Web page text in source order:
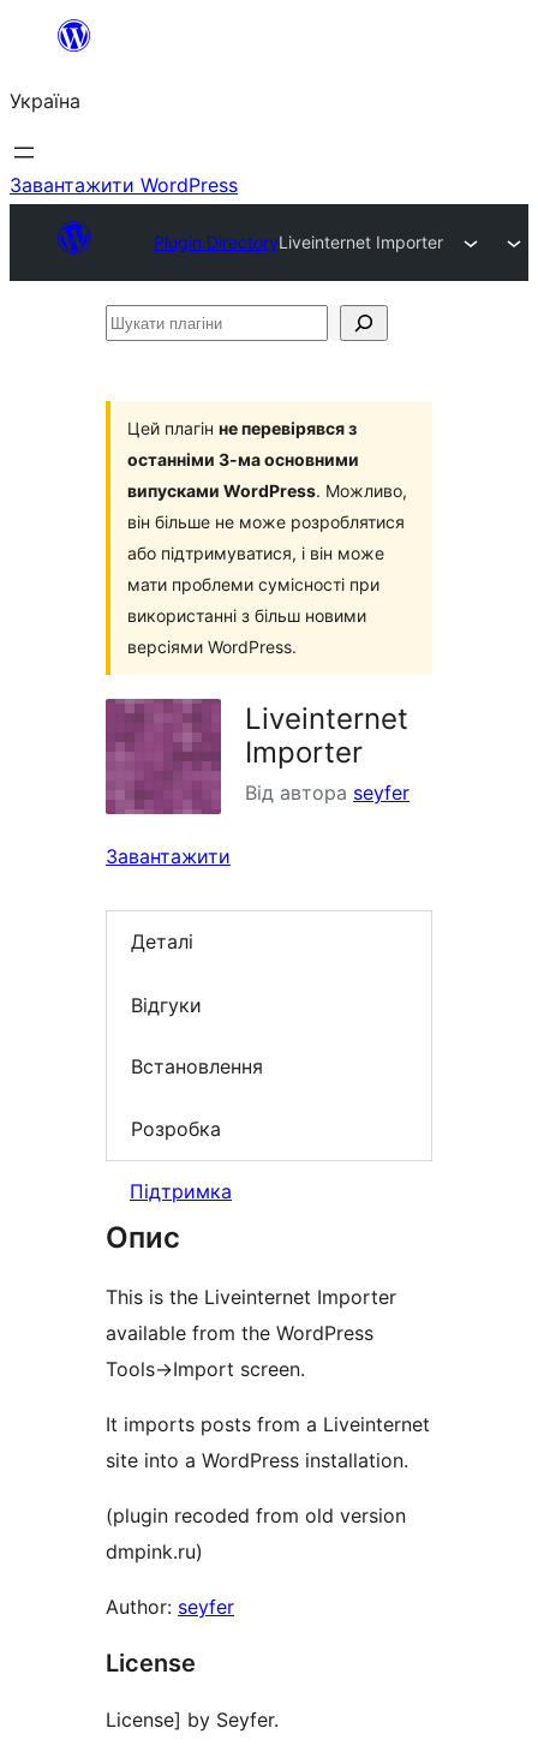
Перейти
вмісту
Україна
Завантажити WordPress
Plugin DirectoryLiveinternet Importer
Шукати
Цей плагін не перевірявся з
останніми 3-ма основними
випусками WordPress. Можливо,
він більше не може розроблятися
або підтримуватися, і він може
мати проблеми сумісності при
використанні з більш новими
версіями WordPress.
Liveinternet
Importer
Від автора seyfer
Завантажити
Деталі
Відгуки
Встановлення
Розробка
Підтримка
Опис
This is the Liveinternet Importer
available from the WordPress
Tools->Import screen.
It imports posts from a Liveinternet
site into a WordPress installation.
(plugin recoded from old version
dmpink.ru)
Author: seyfer
License
License] by Seyfer.